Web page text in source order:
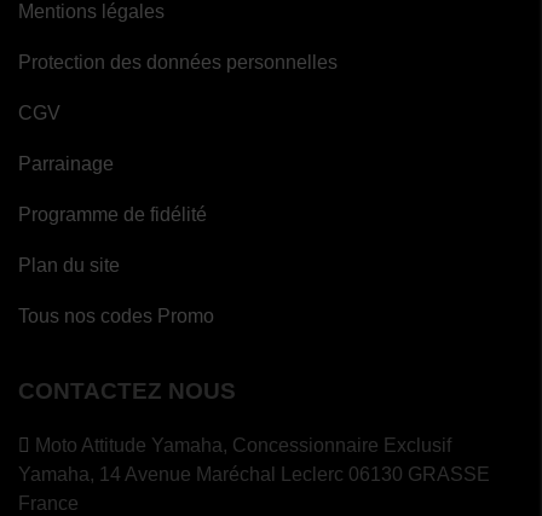
Mentions légales
Protection des données personnelles
CGV
Parrainage
Programme de fidélité
Plan du site
Tous nos codes Promo
CONTACTEZ NOUS
Moto Attitude Yamaha, Concessionnaire Exclusif
Yamaha, 14 Avenue Maréchal Leclerc 06130 GRASSE
France